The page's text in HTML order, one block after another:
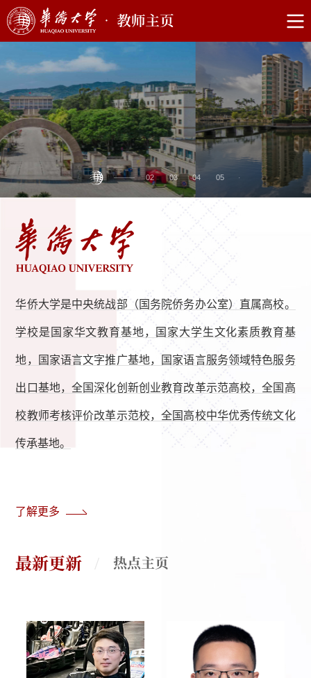
2 3 4 5
华侨大学是中央统战部（国务院侨务办公室）直属高校。
学校是国家华文教育基地，国家大学生文化素质教育基
地，国家语言文字推广基地，国家语言服务领域特色服务
出口基地，全国深化创新创业教育改革示范高校，全国高
校教师考核评价改革示范校，全国高校中华优秀传统文化
传承基地。
了解更多
最新更新 热点主页